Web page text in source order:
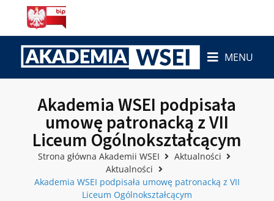
MENU
Akademia WSEI podpisała
umowę patronacką z VII
Liceum Ogólnokształcącym
Strona główna Akademii WSEI
Aktualności
Aktualności
Akademia WSEI podpisała umowę patronacką z VII
Liceum Ogólnokształcącym